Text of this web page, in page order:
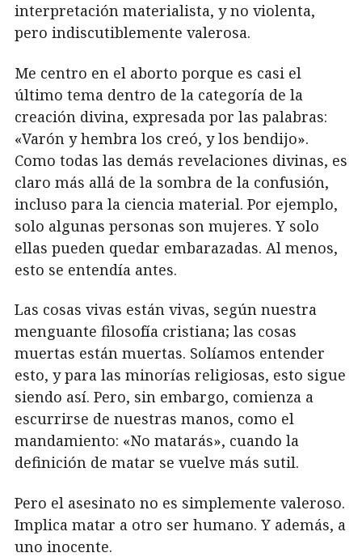
interpretación materialista, y no violenta,
pero indiscutiblemente valerosa.
Me centro en el aborto porque es casi el
último tema dentro de la categoría de la
creación divina, expresada por las palabras:
«Varón y hembra los creó, y los bendijo».
Como todas las demás revelaciones divinas, es
claro más allá de la sombra de la confusión,
incluso para la ciencia material. Por ejemplo,
solo algunas personas son mujeres. Y solo
ellas pueden quedar embarazadas. Al menos,
esto se entendía antes.
Las cosas vivas están vivas, según nuestra
menguante filosofía cristiana; las cosas
muertas están muertas. Solíamos entender
esto, y para las minorías religiosas, esto sigue
siendo así. Pero, sin embargo, comienza a
escurrirse de nuestras manos, como el
mandamiento: «No matarás», cuando la
definición de matar se vuelve más sutil.
Pero el asesinato no es simplemente valeroso.
Implica matar a otro ser humano. Y además, a
uno inocente.